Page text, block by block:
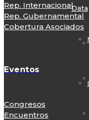
Data
Rep. Internacional
Rep. Gubernamental
Cobertura Asociados
Eventos
Congresos
Encuentros